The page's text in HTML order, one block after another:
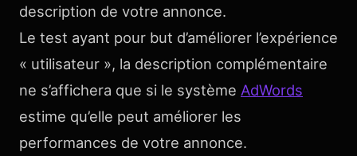
description de votre annonce.
Le test ayant pour but d’améliorer l’expérience
« utilisateur », la description complémentaire
ne s’affichera que si le système AdWords
estime qu’elle peut améliorer les
performances de votre annonce.